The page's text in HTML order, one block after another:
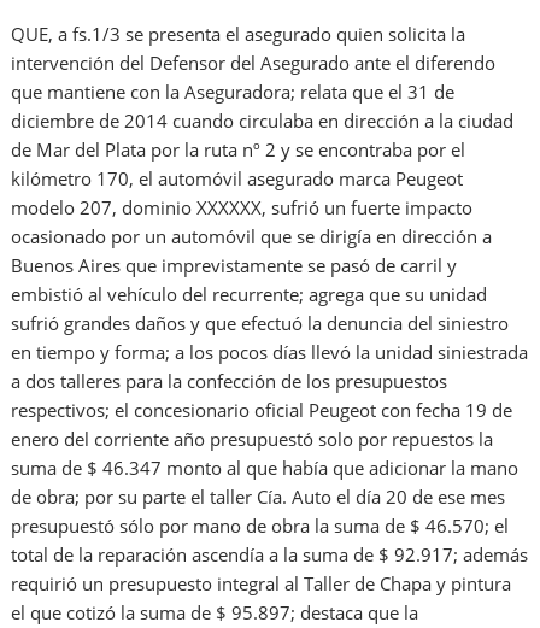
QUE, a fs.1/3 se presenta el asegurado quien solicita la
intervención del Defensor del Asegurado ante el diferendo
que mantiene con la Aseguradora; relata que el 31 de
diciembre de 2014 cuando circulaba en dirección a la ciudad
de Mar del Plata por la ruta nº 2 y se encontraba por el
kilómetro 170, el automóvil asegurado marca Peugeot
modelo 207, dominio XXXXXX, sufrió un fuerte impacto
ocasionado por un automóvil que se dirigía en dirección a
Buenos Aires que imprevistamente se pasó de carril y
embistió al vehículo del recurrente; agrega que su unidad
sufrió grandes daños y que efectuó la denuncia del siniestro
en tiempo y forma; a los pocos días llevó la unidad siniestrada
a dos talleres para la confección de los presupuestos
respectivos; el concesionario oficial Peugeot con fecha 19 de
enero del corriente año presupuestó solo por repuestos la
suma de $ 46.347 monto al que había que adicionar la mano
de obra; por su parte el taller Cía. Auto el día 20 de ese mes
presupuestó sólo por mano de obra la suma de $ 46.570; el
total de la reparación ascendía a la suma de $ 92.917; además
requirió un presupuesto integral al Taller de Chapa y pintura
el que cotizó la suma de $ 95.897; destaca que la